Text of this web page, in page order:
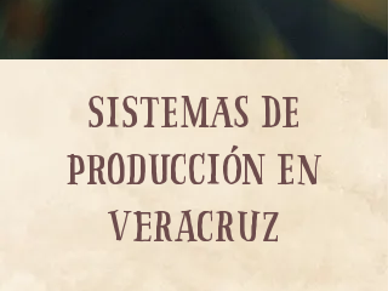
Sistemas de
producción en
veracruz